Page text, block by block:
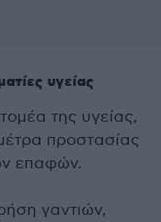
υγείας
της υγείας,
προστασίας
επαφών.
γαντιών,